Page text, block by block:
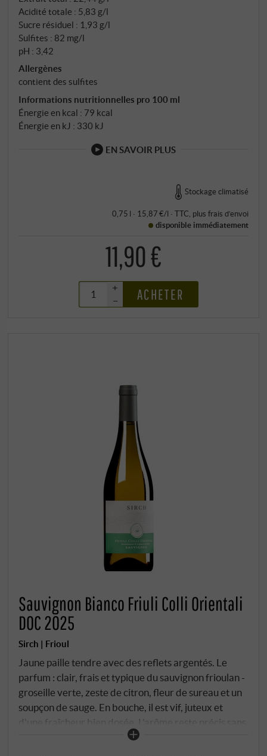
Acidité totale : 5,83 g/l
Sucre résiduel : 1,93 g/l
Sulfites : 82 mg/l
pH : 3,42
Allergènes
contient des sulfites
Informations nutritionnelles pro 100 ml
Énergie en kcal : 79 kcal
Énergie en kJ : 330 kJ
EN SAVOIR PLUS
Stockage climatisé
0,75 l · 15,87 €/l · TTC , plus frais d’envoi
disponible immédiatement
11,90 €
+
–
ACHETER
Sauvignon Bianco Friuli Colli Orientali
DOC 2025
Sirch | Frioul
Jaune paille tendre avec des reflets argentés. Le
parfum : clair, frais et typique du sauvignon frioulan -
groseille verte, zeste de citron, fleur de sureau et un
soupçon de sauge. En bouche, il est vif, juteux et
d'une fraîcheur bien dosée. L'arôme reste précis sans
être prégnant, l'acidité est présente mais